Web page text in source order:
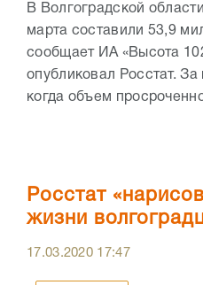
В Волгоградской
марта составили 53,9
сообщает ИА «Высота
опубликовал Росстат.
когда объем
Росстат
жизни
17.03.2020 17:47